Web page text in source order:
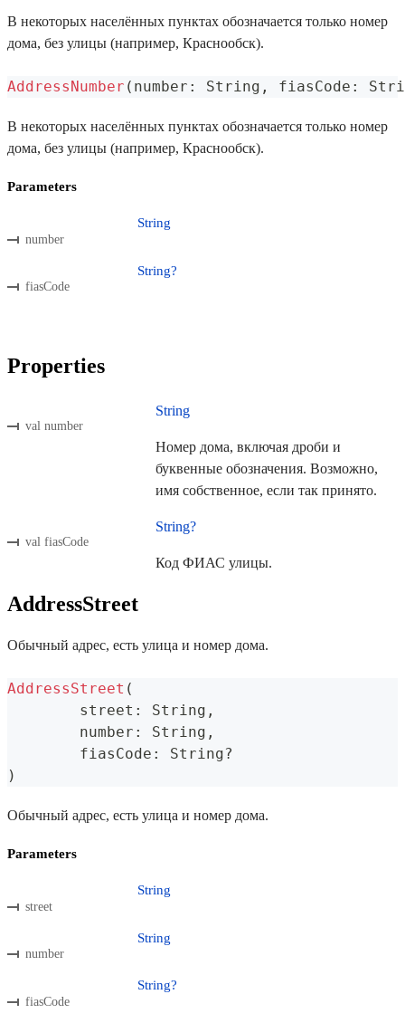
В некоторых населённых пунктах обозначается только номер
дома, без улицы (например, Краснообск).
AddressNumber ( number : String , fiasCode :
В некоторых населённых пунктах обозначается только номер
дома, без улицы (например, Краснообск).
Parameters
number
String
fiasCode
String?
Properties
val number
String
Номер дома, включая дроби и
буквенные обозначения. Возможно,
имя собственное, если так принято.
val fiasCode
String?
Код ФИАС улицы.
AddressStreet
Обычный адрес, есть улица и номер дома.
AddressStreet (
	street
: String ,
	number
: String ,
	fiasCode
: String?
)
Обычный адрес, есть улица и номер дома.
Parameters
street
String
number
String
fiasCode
String?